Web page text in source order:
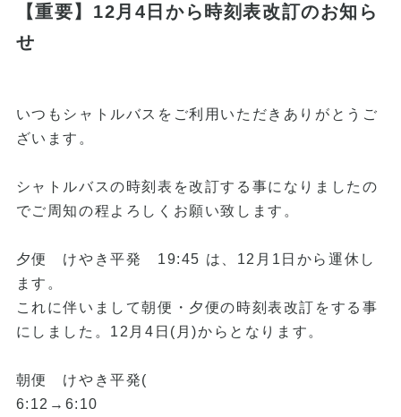
【重要】12月4日から時刻表改訂のお知ら
せ
いつもシャトルバスをご利用いただきありがとうご
ざいます。
シャトルバスの時刻表を改訂する事になりましたの
でご周知の程よろしくお願い致します。
夕便 けやき平発 19:45 は、12月1日から運休し
ます。
これに伴いまして朝便・夕便の時刻表改訂をする事
にしました。12月4日(月)からとなります。
朝便 けやき平発(
6:12→6:10